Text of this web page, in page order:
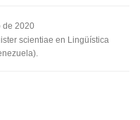
me ayudó
de 2020
scientiae en Lingüística